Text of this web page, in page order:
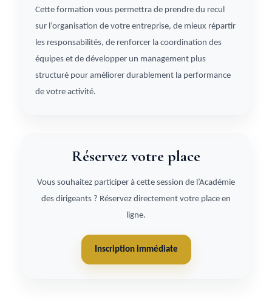
Cette formation vous permettra de prendre du recul
sur l’organisation de votre entreprise, de mieux répartir
les responsabilités, de renforcer la coordination des
équipes et de développer un management plus
structuré pour améliorer durablement la performance
de votre activité.
Réservez votre place
Vous souhaitez participer à cette session de l’Académie
des dirigeants ? Réservez directement votre place en
ligne.
Inscription immédiate